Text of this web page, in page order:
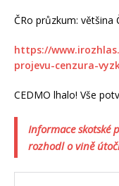
ČRo průzkum: většina
https://
projevu-cenzura-
CEDMO lhalo! Vše
Informace skotské
rozhodl o vině